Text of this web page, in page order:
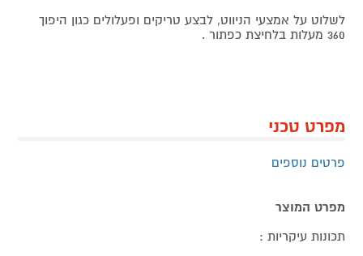
לשלוט על אמצעי הניווט, לבצע טריקים ופעלולים כגון היפוך
360 מעלות בלחיצת כפתור .
מפרט טכני
פרטים נוספים
מפרט המוצר
תכונות עיקריות :